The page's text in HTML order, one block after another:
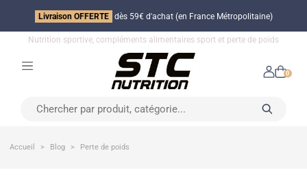
Livraison OFFERTE dès 59€ d'achat (en France Métropolitaine)
Nutrition sportive, compléments alimentaires sport et perte de poids
0
Accueil Blog Perte de poids